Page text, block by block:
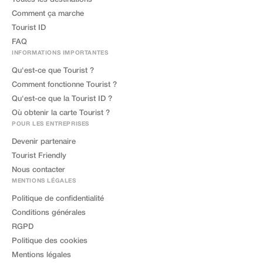
Comment ça marche
Tourist ID
FAQ
INFORMATIONS IMPORTANTES
Qu'est-ce que Tourist ?
Comment fonctionne Tourist ?
Qu'est-ce que la Tourist ID ?
Où obtenir la carte Tourist ?
POUR LES ENTREPRISES
Devenir partenaire
Tourist Friendly
Nous contacter
MENTIONS LÉGALES
Politique de confidentialité
Conditions générales
RGPD
Politique des cookies
Mentions légales